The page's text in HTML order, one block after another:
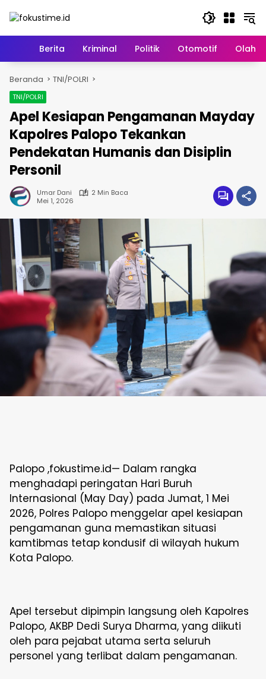
HomeBerita Kriminal Politik Otomotif
Beranda TNI/POLRI
TNI/POLRI
Apel Kesiapan Pengamanan Mayday
Kapolres Palopo Tekankan
Pendekatan Humanis dan Disiplin
Personil
Umar Dani
2 Min Baca
Mei 1, 2026
Palopo ,fokustime.id— Dalam rangka
menghadapi peringatan Hari Buruh
Internasional (May Day) pada Jumat, 1 Mei
2026, Polres Palopo menggelar apel kesiapan
pengamanan guna memastikan situasi
kamtibmas tetap kondusif di wilayah hukum
Kota Palopo.
Apel tersebut dipimpin langsung oleh Kapolres
Palopo, AKBP Dedi Surya Dharma, yang diikuti
oleh para pejabat utama serta seluruh
personel yang terlibat dalam pengamanan.